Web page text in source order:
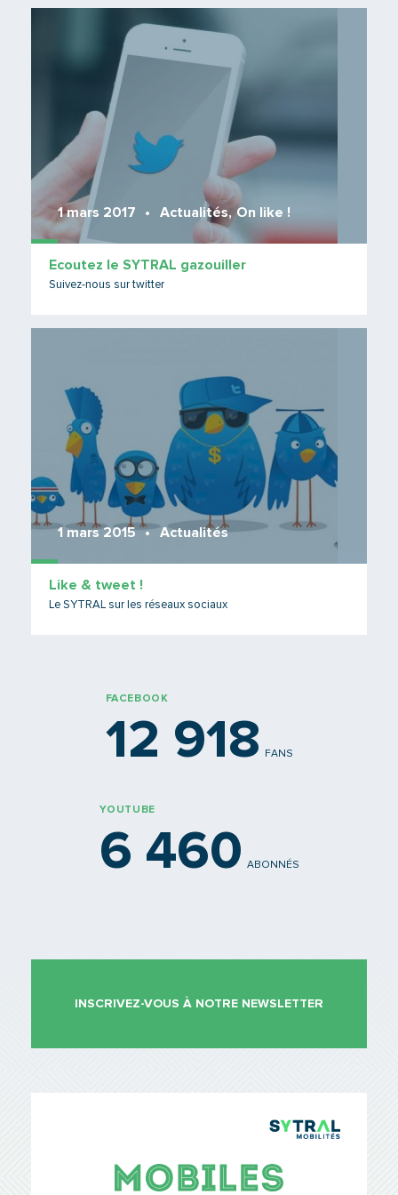
1 mars 2017 Actualités, On like !
Ecoutez le SYTRAL gazouiller
Suivez-nous sur twitter
1 mars 2015 Actualités
Like & tweet !
Le SYTRAL sur les réseaux sociaux
FACEBOOK
12 918 FANS
YOUTUBE
6 460 ABONNÉS
INSCRIVEZ-VOUS À NOTRE NEWSLETTER